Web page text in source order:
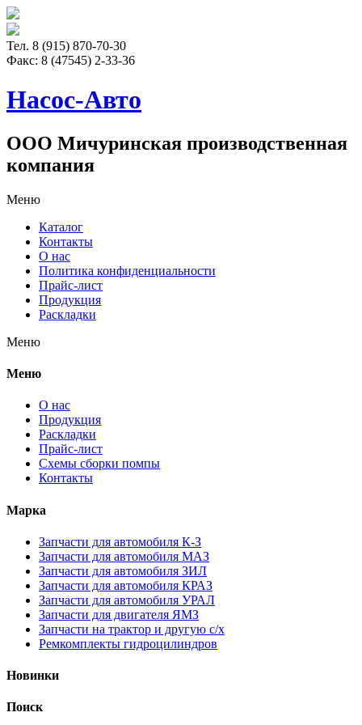
Тел. 8 (915) 870-70-30
Факс: 8 (47545) 2-33-36
Насос-Авто
ООО Мичуринская производственная
компания
Меню
Каталог
Контакты
О нас
Политика конфиденциальности
Прайс-лист
Продукция
Раскладки
Меню
Меню
О нас
Продукция
Раскладки
Прайс-лист
Схемы сборки помпы
Контакты
Марка
Запчасти для автомобиля К-З
Запчасти для автомобиля МАЗ
Запчасти для автомобиля ЗИЛ
Запчасти для автомобиля КРАЗ
Запчасти для автомобиля УРАЛ
Запчасти для двигателя ЯМЗ
Запчасти на трактор и другую с/х
Ремкомплекты гидроцилиндров
Новинки
Поиск